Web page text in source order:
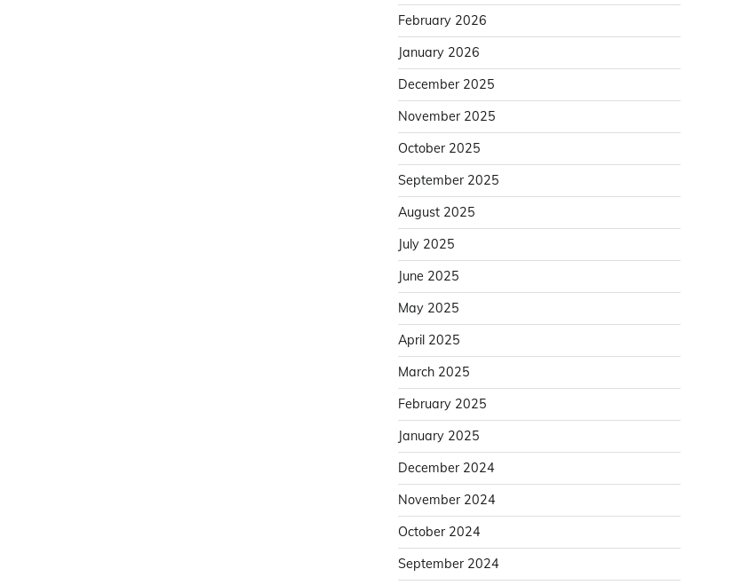
February 2026
January 2026
December 2025
November 2025
October 2025
September 2025
August 2025
July 2025
June 2025
May 2025
April 2025
March 2025
February 2025
January 2025
December 2024
November 2024
October 2024
September 2024